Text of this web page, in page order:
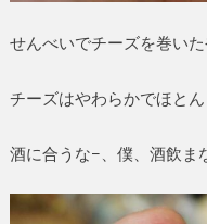
せんべいでチーズを巻いた
チーズはやわらかでほとん
酒に合うな−、僕、酒飲ま